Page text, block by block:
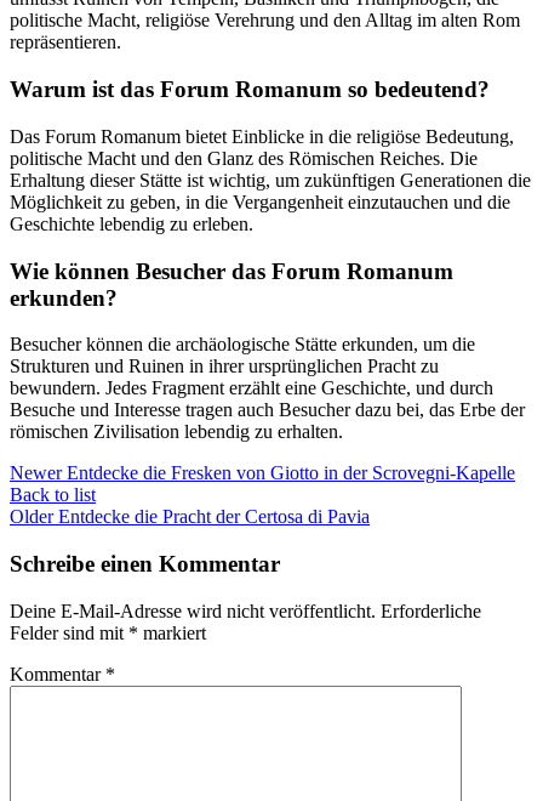
politische Macht, religiöse Verehrung und den Alltag im alten Rom
repräsentieren.
Warum ist das Forum Romanum so bedeutend?
Das Forum Romanum bietet Einblicke in die religiöse Bedeutung,
politische Macht und den Glanz des Römischen Reiches. Die
Erhaltung dieser Stätte ist wichtig, um zukünftigen Generationen die
Möglichkeit zu geben, in die Vergangenheit einzutauchen und die
Geschichte lebendig zu erleben.
Wie können Besucher das Forum Romanum
erkunden?
Besucher können die archäologische Stätte erkunden, um die
Strukturen und Ruinen in ihrer ursprünglichen Pracht zu
bewundern. Jedes Fragment erzählt eine Geschichte, und durch
Besuche und Interesse tragen auch Besucher dazu bei, das Erbe der
römischen Zivilisation lebendig zu erhalten.
Newer Entdecke die Fresken von Giotto in der Scrovegni-Kapelle
Back to list
Older Entdecke die Pracht der Certosa di Pavia
Schreibe einen Kommentar
Deine E-Mail-Adresse wird nicht veröffentlicht. Erforderliche
Felder sind mit * markiert
Kommentar *